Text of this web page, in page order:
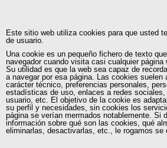
capacitacion@tutorias.ec
Este sitio web utiliza cookies para que usted
de usuario.
Una cookie es un pequeño fichero de texto
navegador cuando visita casi cualquier página
Su utilidad es que la web sea capaz de
a navegar por esa página. Las cookies suelen
carácter técnico, preferencias personales,
estadísticas de uso, enlaces a redes
usuario, etc. El objetivo de la cookie es
su perfil y necesidades, sin cookies los
página se verían mermados notablemente. Si
información sobre qué son las cookies, qué
eliminarlas, desactivarlas, etc., le rogamos se